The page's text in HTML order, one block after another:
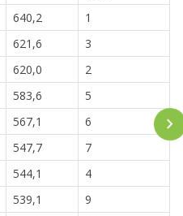
640,2
1
621,6
3
620,0
2
583,6
5
567,1
6
547,7
7
544,1
4
539,1
9